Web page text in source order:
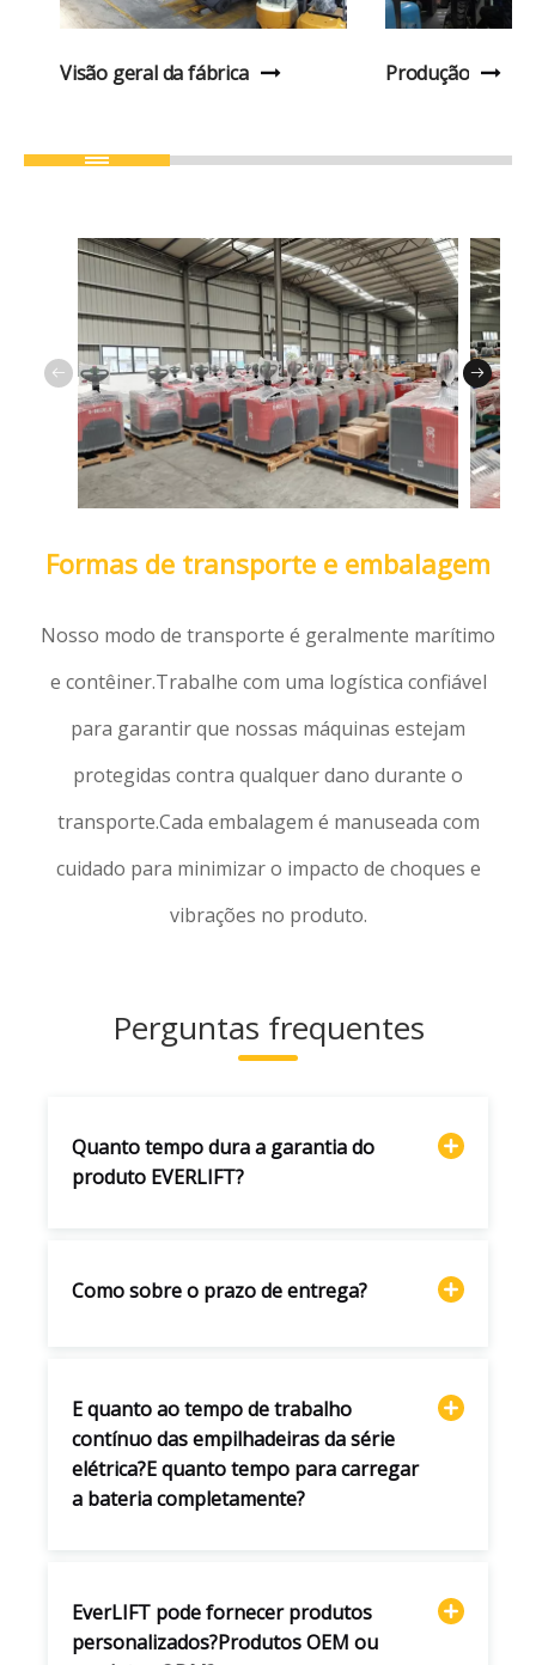
Visão geral da fábrica Produção
Formas de transporte e embalagem
Nosso modo de transporte é geralmente marítimo
e contêiner.Trabalhe com uma logística confiável
para garantir que nossas máquinas estejam
protegidas contra qualquer dano durante o
transporte.Cada embalagem é manuseada com
cuidado para minimizar o impacto de choques e
vibrações no produto.
Perguntas frequentes
Quanto tempo dura a garantia do
produto EVERLIFT?
Como sobre o prazo de entrega?
E quanto ao tempo de trabalho
contínuo das empilhadeiras da série
elétrica?E quanto tempo para carregar
a bateria completamente?
EverLIFT pode fornecer produtos
personalizados?Produtos OEM ou